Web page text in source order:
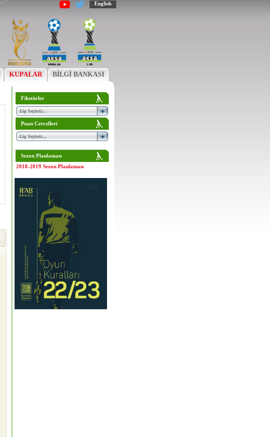
English
KUPALAR BİLGİ BANKASI
Fikstürler
Puan Cetvelleri
Sezon Planlaması
2018-2019 Sezon Planlaması